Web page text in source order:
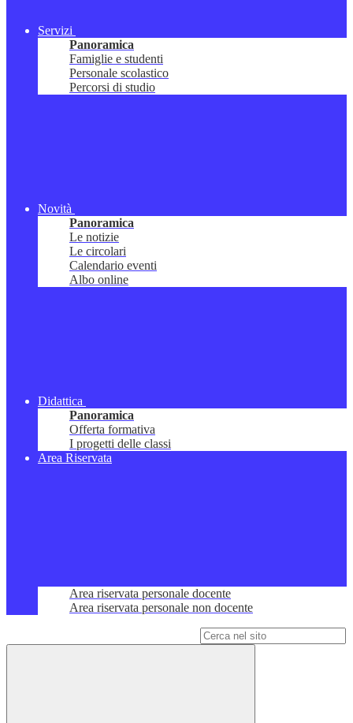
Servizi
Panoramica
Famiglie e studenti
Personale scolastico
Percorsi di studio
Novità
Panoramica
Le notizie
Le circolari
Calendario eventi
Albo online
Didattica
Panoramica
Offerta formativa
I progetti delle classi
Area Riservata
Area riservata personale docente
Area riservata personale non docente